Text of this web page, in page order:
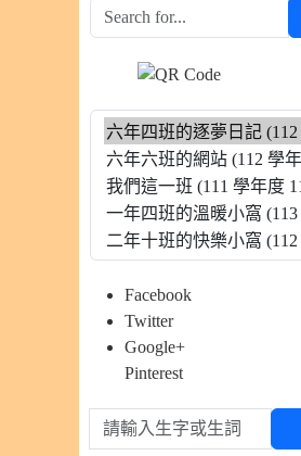
Facebook
Twitter
Google+
Pinterest
請輸入生字或生詞